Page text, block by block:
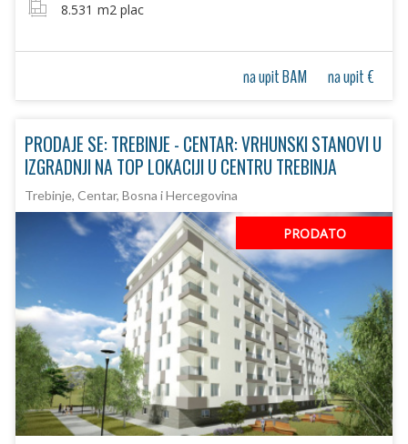
8.531 m2 plac
na upit BAM na upit €
PRODAJE SE: TREBINJE - CENTAR: VRHUNSKI STANOVI U
IZGRADNJI NA TOP LOKACIJI U CENTRU TREBINJA
Trebinje, Centar, Bosna i Hercegovina
PRODATO